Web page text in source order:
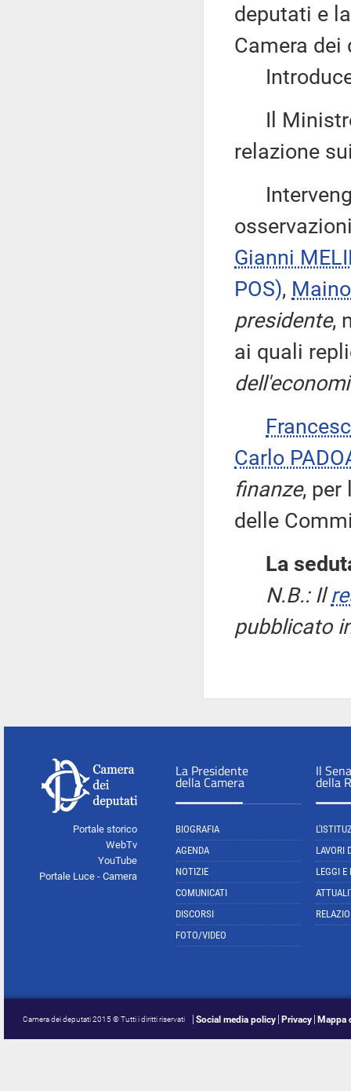
deputati e
Camera dei
Il
relazione
Gianni
POS),
presidente,
ai quali
Carlo
finanze, per
delle
La
N.B.: Il
pubblicato
Portale storico
WebTv
YouTube
Portale Luce - Camera
La Presidente
della Camera
BIOGRAFIA
AGENDA
NOTIZIE
COMUNICATI
DISCORSI
FOTO/VIDEO
Il
della
LAVORI
LEGGI E
Camera dei deputati 2015 © Tutti i diritti riservati Social media policy Privacy Mappa